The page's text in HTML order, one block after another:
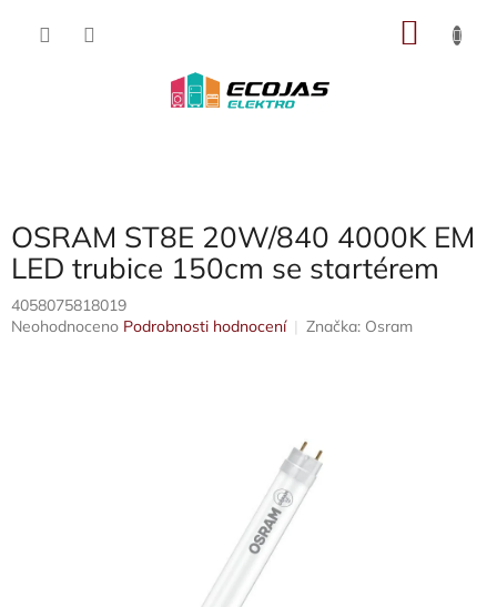
OSRAM ST8E 20W/840 4000K EM
LED trubice 150cm se startérem
4058075818019
Průměrné
Neohodnoceno Podrobnosti hodnocení Značka: Osram